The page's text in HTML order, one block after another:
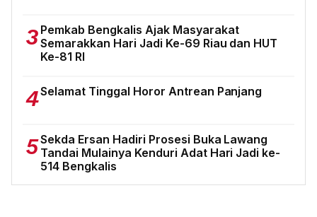
3 Pemkab Bengkalis Ajak Masyarakat
Semarakkan Hari Jadi Ke-69 Riau dan HUT
Ke-81 RI
4Selamat Tinggal Horor Antrean Panjang
5Sekda Ersan Hadiri Prosesi Buka Lawang
Tandai Mulainya Kenduri Adat Hari Jadi ke-
514 Bengkalis